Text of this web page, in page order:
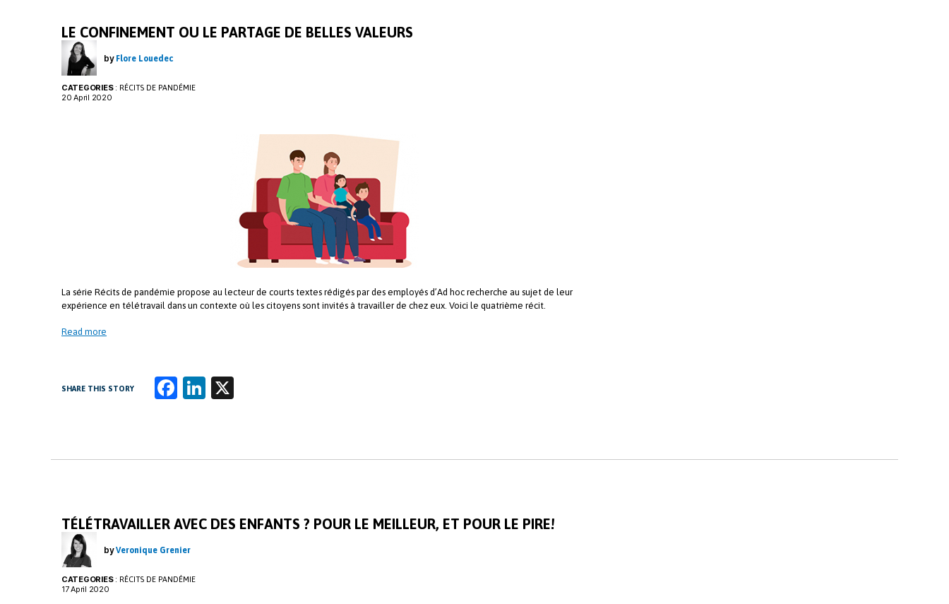
LE CONFINEMENT OU LE PARTAGE DE BELLES VALEURS
by Flore Louedec
CATEGORIES: RÉCITS DE PANDÉMIE
20 April 2020
La série Récits de pandémie propose au lecteur de courts textes rédigés par des employés d’Ad hoc recherche au sujet de leur
expérience en télétravail dans un contexte où les citoyens sont invités à travailler de chez eux. Voici le quatrième récit.
Read more
SHARE THIS STORY
Fa
o
Li
e
TÉLÉTRAVAILLER AVEC DES ENFANTS ? POUR LE MEILLEUR, ET POUR LE PIRE!
byVeronique Grenier
CATEGORIES: RÉCITS DE PANDÉMIE
17 April 2020